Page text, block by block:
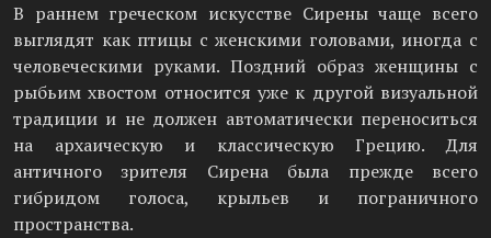
В раннем греческом искусстве Сирены чаще всего
выглядят как птицы с женскими головами, иногда с
человеческими руками. Поздний образ женщины с
рыбьим хвостом относится уже к другой визуальной
традиции и не должен автоматически переноситься
на архаическую и классическую Грецию. Для
античного зрителя Сирена была прежде всего
гибридом голоса, крыльев и пограничного
пространства.